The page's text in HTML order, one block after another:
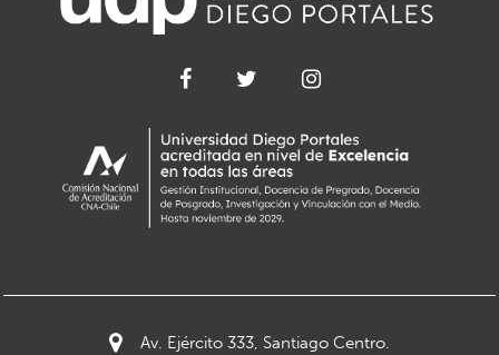
Av. Ejército 333, Santiago Centro.